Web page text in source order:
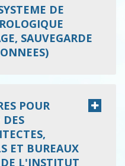
DE
SAUVEGARDE
POUR
DES
ET BUREAUX
L'INSTITUT